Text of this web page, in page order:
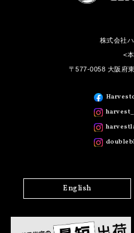
株式会社
<
〒577-0058 大阪府
English